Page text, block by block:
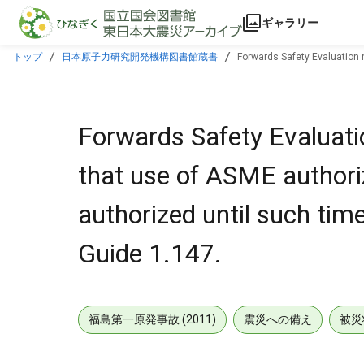
本文に飛ぶ
ギャラリー
トップ 日本原子力研究開発機構図書館蔵書
Forwards Safety
Forwards Safety
that use of ASME
authorized until such
Guide 1.147.
福島第一原発事故 (2011) 震災への備え 被災